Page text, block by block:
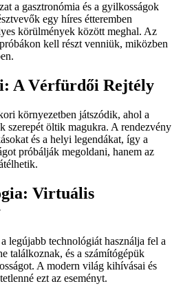
a gasztronómia és a gyilkosságok
egy híres étteremben
körülmények között meghal. Az
kell részt venniük, miközben
A Vérfürdői Rejtély
környezetben játszódik, ahol a
szerepét öltik magukra. A rendezvény
és a helyi legendákat, így a
próbálják megoldani, hanem az
Virtuális
legújabb technológiát használja fel a
találkoznak, és a számítógépük
A modern világ kihívásai és
ezt az eseményt.